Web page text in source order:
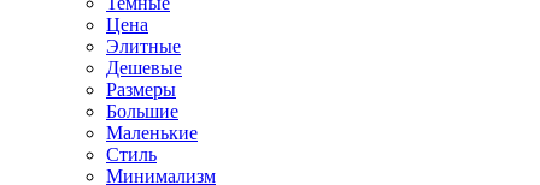
Цена
Элитные
Дешевые
Размеры
Большие
Маленькие
Стиль
Минимализм